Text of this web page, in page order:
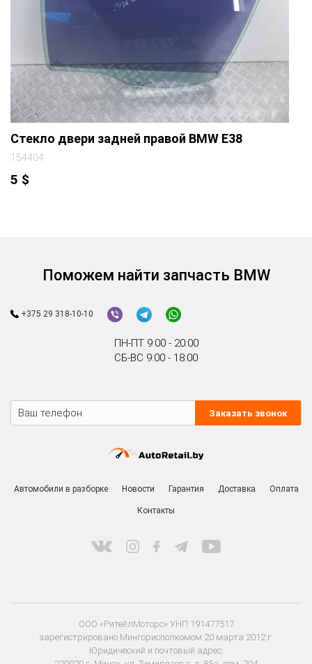
Стекло двери задней правой BMW E38
154404
5 $
Поможем найти запчасть BMW
+375 29 318-10-10
ПН-ПТ 9:00 - 20:00
СБ-ВС 9:00 - 18:00
Заказать звонок
Автомобили в разборке Новости Гарантия Доставка Оплата
Контакты
ООО «РитейлМоторс» УНП 191477517
зарегистрировано Мингорисполкомом 20 марта 2012 г.
Юридический и почтовый адрес: